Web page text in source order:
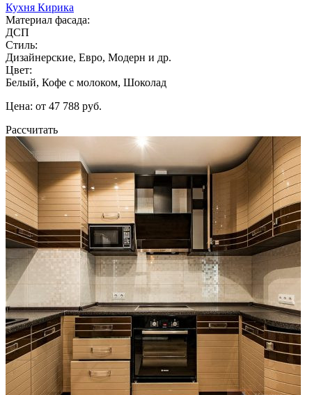
Кухня Кирика
Материал фасада:
ДСП
Стиль:
Дизайнерские, Евро, Модерн и др.
Цвет:
Белый, Кофе с молоком, Шоколад
Цена: от 47 788 руб.
Рассчитать